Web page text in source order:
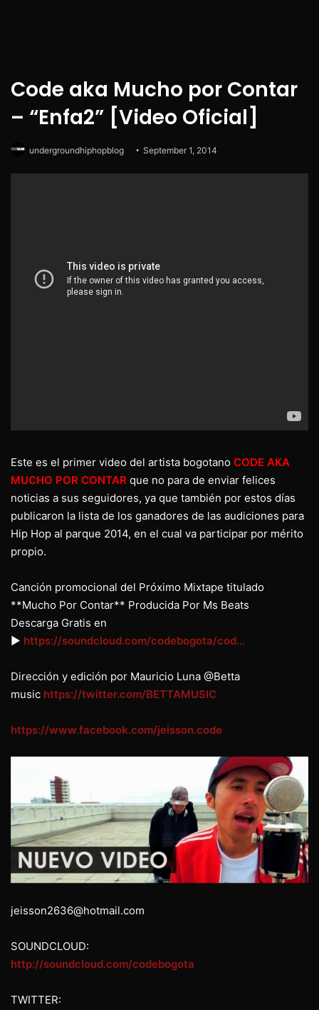
Code aka Mucho por Contar
– “Enfa2” [Video Oficial]
undergroundhiphopblog September 1, 2014
Este es el primer video del artista bogotano CODE AKA
MUCHO POR CONTAR que no para de enviar felices
noticias a sus seguidores, ya que también por estos días
publicaron la lista de los ganadores de las audiciones para
Hip Hop al parque 2014, en el cual va participar por mérito
propio.
Canción promocional del Próximo Mixtape titulado
**Mucho Por Contar** Producida Por Ms Beats
Descarga Gratis en
► https://soundcloud.com/codebogota/cod…
Dirección y edición por Mauricio Luna @Betta
music https://twitter.com/BETTAMUSIC
https://www.facebook.com/jeisson.code
jeisson2636@hotmail.com
SOUNDCLOUD:
http://soundcloud.com/codebogota
TWITTER: